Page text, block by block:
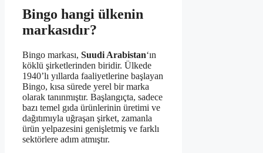
Bingo hangi ülkenin
markasıdır?
Bingo markası, Suudi Arabistan‘ın
köklü şirketlerinden biridir. Ülkede
1940’lı yıllarda faaliyetlerine başlayan
Bingo, kısa sürede yerel bir marka
olarak tanınmıştır. Başlangıçta, sadece
bazı temel gıda ürünlerinin üretimi ve
dağıtımıyla uğraşan şirket, zamanla
ürün yelpazesini genişletmiş ve farklı
sektörlere adım atmıştır.